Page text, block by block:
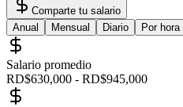
Comparte tu salario
Anual
Mensual Diario Por hora
Salario promedio
RD$630,000 - RD$945,000